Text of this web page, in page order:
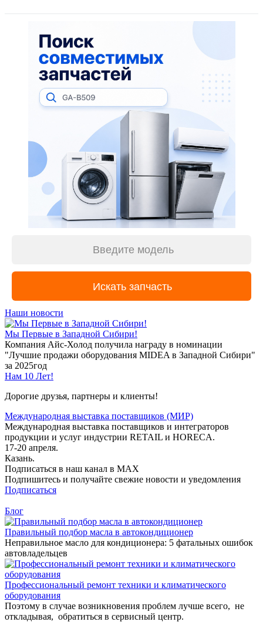
Наши новости
Мы Первые в Западной Сибири!
Компания Айс-Холод получила награду в номинации
"Лучшие продажи оборудования MIDEA в Западной Сибири"
за 2025год
Нам 10 Лет!
Дорогие друзья, партнеры и клиенты!
Международная выставка поставщиков (МИР)
Международная выставка поставщиков и интеграторов
продукции и услуг индустрии RETAIL и HORECA.
17-20 апреля.
Казань.
Подписаться в наш канал в MAX
Подпишитесь и получайте свежие новости и уведомления
Подписаться
Блог
Правильный подбор масла в автокондиционер
Неправильное масло для кондиционера: 5 фатальных ошибок
автовладельцев
Профессиональный ремонт техники и климатического
оборудования
Поэтому в случае возникновения проблем лучше всего, не
откладывая, обратиться в сервисный центр.